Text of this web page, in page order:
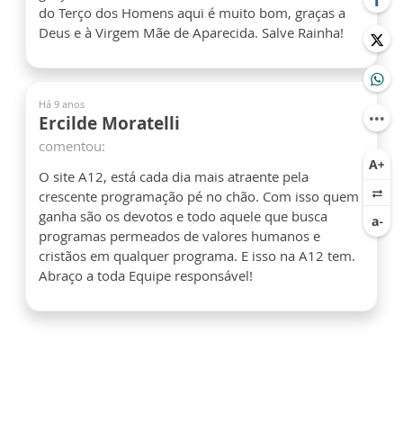
do Terço dos Homens aqui é muito bom, graças a
Deus e à Virgem Mãe de Aparecida. Salve Rainha!
Há 9 anos
Ercilde Moratelli
comentou:
O site A12, está cada dia mais atraente pela
crescente programação pé no chão. Com isso quem
ganha são os devotos e todo aquele que busca
programas permeados de valores humanos e
cristãos em qualquer programa. E isso na A12 tem.
Abraço a toda Equipe responsável!